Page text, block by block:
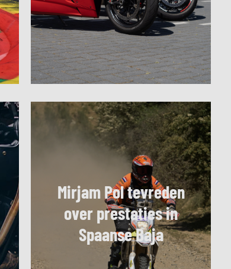
Mirjam Pol tevreden
over prestaties in
Spaanse Baja